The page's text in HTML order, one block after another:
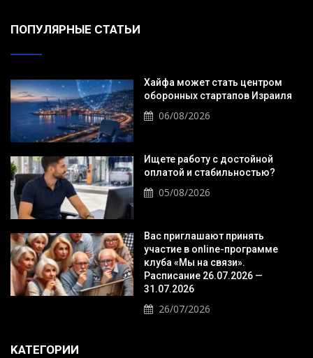
ПОПУЛЯРНЫЕ СТАТЬИ
Хайфа может стать центром
оборонных стартапов Израиля
06/08/2026
Ищете работу с достойной
оплатой и стабильностью?
05/08/2026
Вас приглашают принять
участие в online-программе
клуба «Мы на связи».
Расписание 26.07.2026 —
31.07.2026
26/07/2026
KАТЕГОРИИ